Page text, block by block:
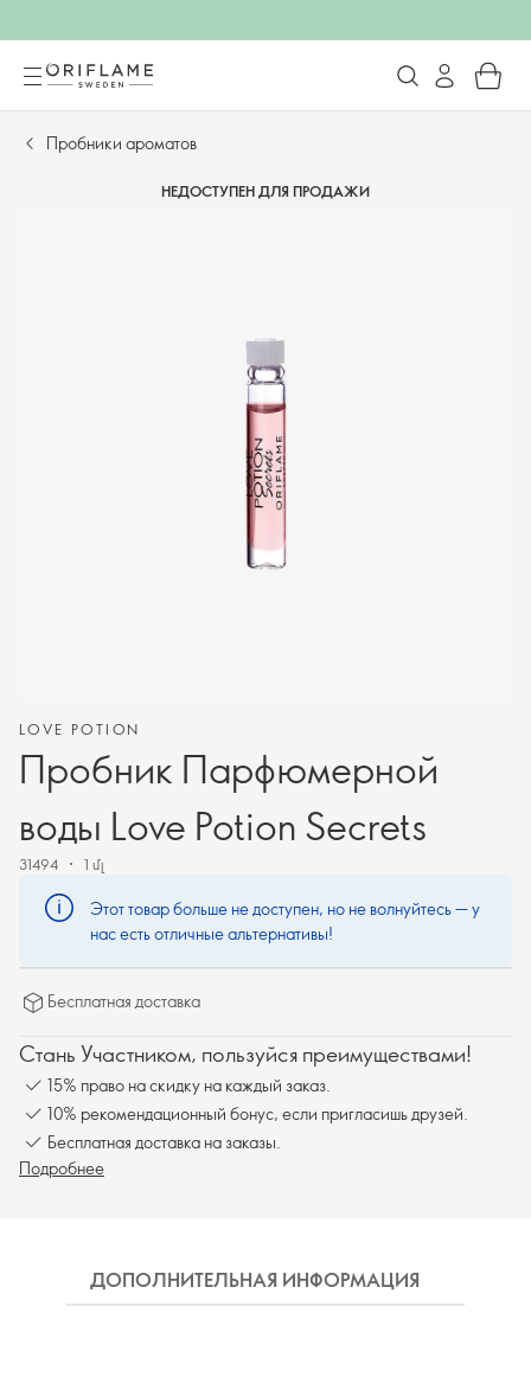
Пробники ароматов
НЕДОСТУПЕН ДЛЯ ПРОДАЖИ
LOVE POTION
Пробник Парфюмерной
воды Love Potion Secrets
31494 1 մլ
Этот товар больше не доступен, но не волнуйтесь — у
нас есть отличные альтернативы!
Бесплатная доставка
Стань Участником, пользуйся преимуществами!
15% право на скидку на каждый заказ.
10% рекомендационный бонус, если пригласишь друзей.
Бесплатная доставка на заказы.
Подробнее
ДОПОЛНИТЕЛЬНАЯ ИНФОРМАЦИЯ